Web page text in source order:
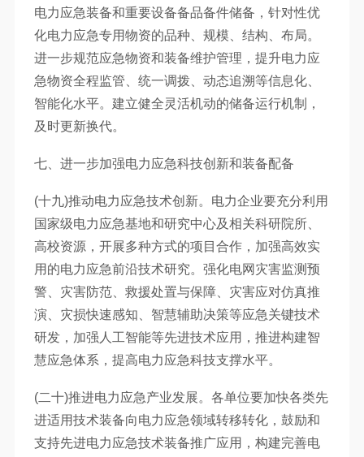
电力应急装备和重要设备备品备件储备，针对性优
化电力应急专用物资的品种、规模、结构、布局。
进一步规范应急物资和装备维护管理，提升电力应
急物资全程监管、统一调拨、动态追溯等信息化、
智能化水平。建立健全灵活机动的储备运行机制，
及时更新换代。
七、进一步加强电力应急科技创新和装备配备
(十九)推动电力应急技术创新。电力企业要充分利用
国家级电力应急基地和研究中心及相关科研院所、
高校资源，开展多种方式的项目合作，加强高效实
用的电力应急前沿技术研究。强化电网灾害监测预
警、灾害防范、救援处置与保障、灾害应对仿真推
演、灾损快速感知、智慧辅助决策等应急关键技术
研发，加强人工智能等先进技术应用，推进构建智
慧应急体系，提高电力应急科技支撑水平。
(二十)推进电力应急产业发展。各单位要加快各类先
进适用技术装备向电力应急领域转移转化，鼓励和
支持先进电力应急技术装备推广应用，构建完善电